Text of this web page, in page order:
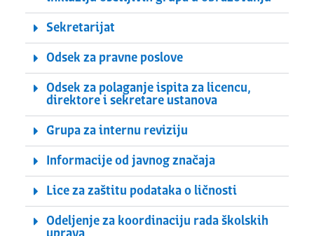
Sekretarijat
Odsek za pravne poslove
Odsek za polaganje ispita za licencu,
direktore i sekretare ustanova
Grupa za internu reviziju
Informacije od javnog značaja
Lice za zaštitu podataka o ličnosti
Odeljenje za koordinaciju rada školskih